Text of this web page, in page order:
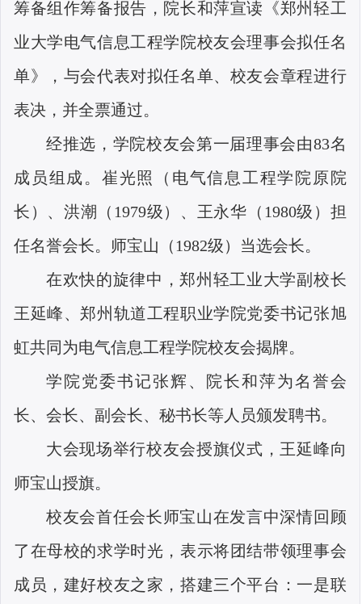
筹备组作筹备报告，院长和萍宣读《郑州轻工
业大学电气信息工程学院校友会理事会拟任名
单》，与会代表对拟任名单、校友会章程进行
表决，并全票通过。
经推选，学院校友会第一届理事会由83名
成员组成。崔光照（电气信息工程学院原院
长）、洪潮（ 1979级）、王永华（ 1980级）担
任名誉会长。师宝山（1982级）当选会长。
在欢快的旋律中，郑州轻工业大学副校长
王延峰、郑州轨道工程职业学院党委书记张旭
虹共同为电气信息工程学院校友会揭牌。
学院党委书记张辉、院长和萍为名誉会
长、会长、副会长、秘书长等人员颁发聘书。
大会现场举行校友会授旗仪式，王延峰向
师宝山授旗。
校友会首任会长师宝山在发言中深情回顾
了在母校的求学时光，表示将团结带领理事会
成员，建好校友之家，搭建三个平台：一是联